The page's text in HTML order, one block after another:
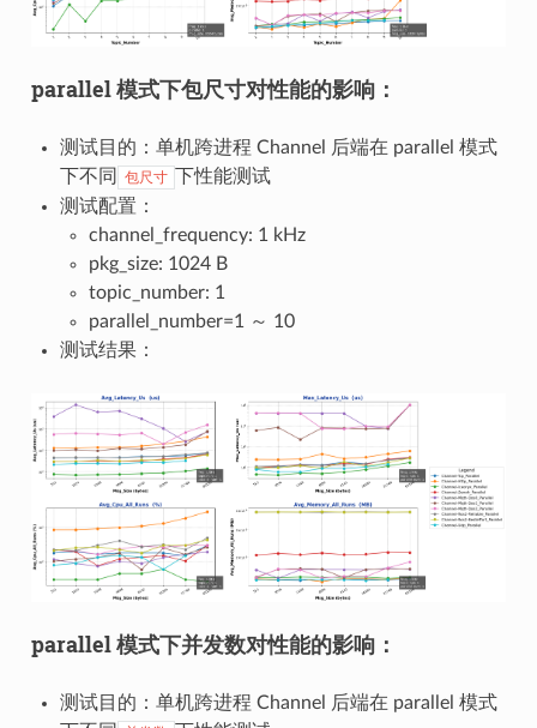
parallel 模式下包尺寸对性能的影响：
测试目的：单机跨进程 Channel 后端在 parallel 模式
下不同
包尺寸
下性能测试
测试配置：
channel_frequency: 1 kHz
pkg_size: 1024 B
topic_number: 1
parallel_number=1 ～ 10
测试结果：
parallel 模式下并发数对性能的影响：
测试目的：单机跨进程 Channel 后端在 parallel 模式